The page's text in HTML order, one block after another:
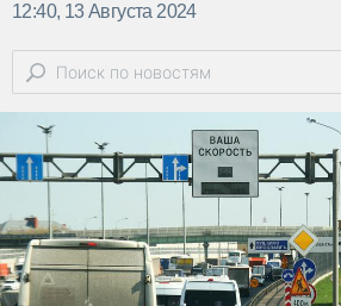
12:40, 13 Августа 2024